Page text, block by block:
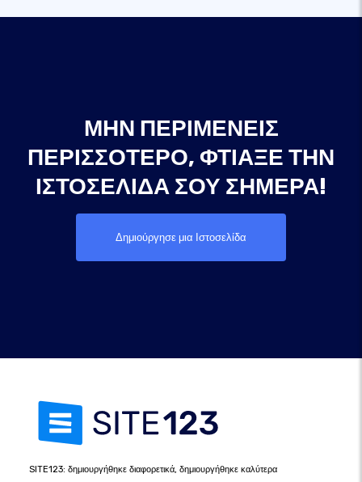
ΜΗΝ ΠΕΡΙΜΈΝΕΙΣ
ΠΕΡΙΣΣΌΤΕΡΟ, ΦΤΙΆΞΕ ΤΗΝ
ΙΣΤΟΣΕΛΊΔΑ ΣΟΥ ΣΉΜΕΡΑ!
Δημιούργησε μια Ιστοσελίδα
SITE123: δημιουργήθηκε διαφορετικά, δημιουργήθηκε καλύτερα